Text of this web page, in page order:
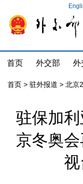
首页 外交部 外
首页 > 驻外报道 > 北京
驻保加
京冬奥